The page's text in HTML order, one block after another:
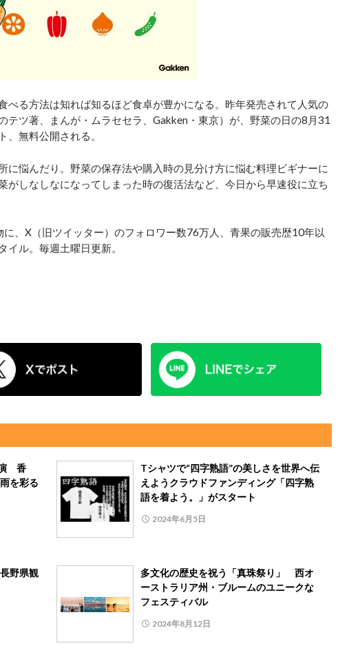
る方法は知れば知るほど食卓が豊かになる。昨年発売されて人気の
テツ著、まんが・ムラセセラ、Gakken・東京）が、野菜の日の8月31
、無料公開される。
悩んだり。野菜の保存法や購入時の見分け方に悩む料理ビギナーに
がしなしなになってしまった時の復活法など、今日から早速役に立ち
、X（旧ツイッター）のフォロワー数76万人、青果の販売歴10年以
イル。毎週土曜日更新。
演 香
を彩る
Tシャツで“四字熟語”の美しさを世界へ伝
えようクラウドファンディング「四字熟
語を着よう。」がスタート
2024年6月5日
野県観
多文化の歴史を祝う「真珠祭り」 西オ
ーストラリア州・ブルームのユニークな
フェスティバル
2024年8月12日